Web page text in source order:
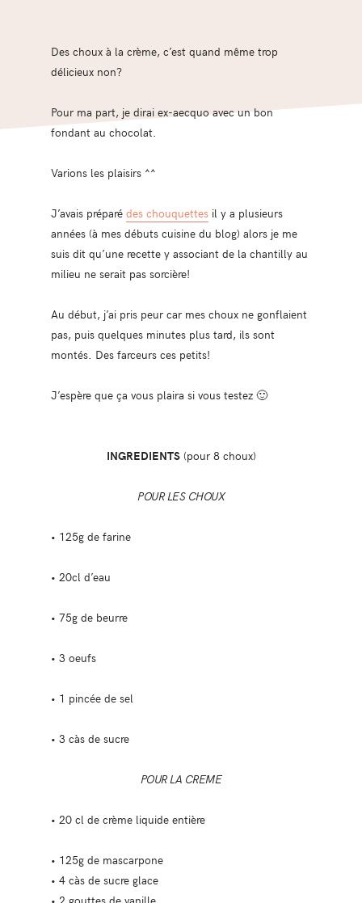
Des choux à la crème, c’est quand même trop
délicieux non?
Pour ma part, je dirai ex-aecquo avec un bon
fondant au chocolat.
Varions les plaisirs ^^
J’avais préparé des chouquettesil y a plusieurs
années (à mes débuts cuisine du blog) alors je me
suis dit qu’une recette y associant de la chantilly au
milieu ne serait pas sorcière!
Au début, j’ai pris peur car mes choux ne gonflaient
pas, puis quelques minutes plus tard, ils sont
montés. Des farceurs ces petits!
J’espère que ça vous plaira si vous testez 🙂
INGREDIENTS(pour 8 choux)
POUR LES CHOUX
• 125g de farine
• 20cl d’eau
• 75g de beurre
• 3 oeufs
• 1 pincée de sel
• 3 càs de sucre
POUR LA CREME
• 20 cl de crème liquide entière
• 125g de mascarpone
• 4 càs de sucre glace
• 2 gouttes de vanille